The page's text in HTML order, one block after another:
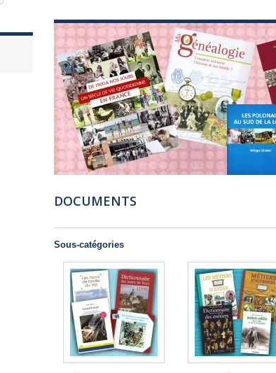
DOCUMENTS
Sous-catégories